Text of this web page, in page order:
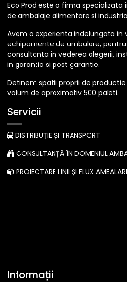
Eco Prod este o firma specializata
de ambalaje alimentare si
Avem o experienta indelungata in
echipamente de ambalare,
consultanta in vederea alegerii,
in garantie si post garantie.
Detinem spatii proprii de
volum de aproximativ 500 paleti.
Servicii
DISTRIBUȚIE ȘI TRANSPORT
CONSULTANȚĂ ÎN DOMENIUL
PROIECTARE LINII ȘI FLUX
Informații